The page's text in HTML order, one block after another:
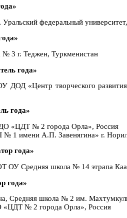
федеральный
3 г. Теджен, Туркменистан
года»
ДОД «Центр творческого
года»
«ЦДТ № 2 города Орла», Россия
1 имени А.П. Завенягина» г.
года»
ОУ Средняя школа № 14 этрапа
года»
Средняя школа № 2 им.
№ 2 города Орла», Россия